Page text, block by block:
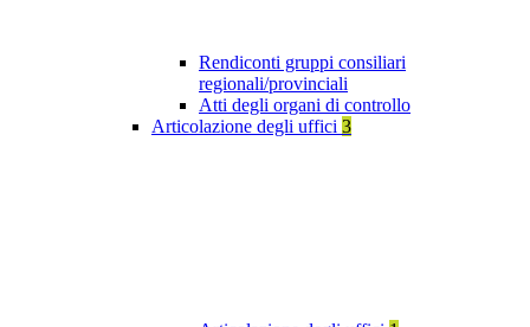
Rendiconti gruppi consiliari
regionali/provinciali
Atti degli organi di controllo
Articolazione degli uffici 3